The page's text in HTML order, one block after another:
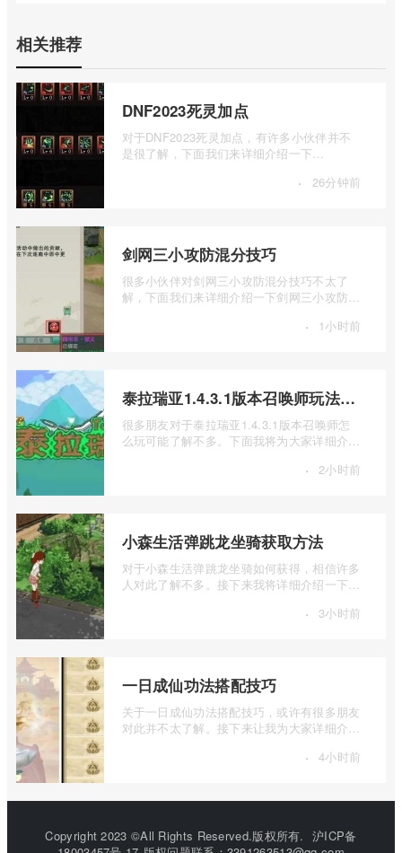
相关推荐
DNF2023死灵加点
对于DNF2023死灵加点，有许多小伙伴并不
是很了解，下面我们来详细介绍一下
· 26分钟前
剑网三小攻防混分技巧
很多小伙伴对剑网三小攻防混分技巧不太了
解，下面我们来详细介绍一下剑网三小攻防怎
· 1小时前
泰拉瑞亚1.4.3.1版本召唤师玩法介绍
很多朋友对于泰拉瑞亚1.4.3.1版本召唤师怎
么玩可能了解不多。下面我将为大家详细介绍
· 2小时前
小森生活弹跳龙坐骑获取方法
对于小森生活弹跳龙坐骑如何获得，相信许多
人对此了解不多。接下来我将详细介绍一下小
· 3小时前
一日成仙功法搭配技巧
关于一日成仙功法搭配技巧，或许有很多朋友
对此并不太了解。接下来让我为大家详细介绍
· 4小时前
Copyright 2023 ©All Rights Reserved.版权所有. 沪ICP备